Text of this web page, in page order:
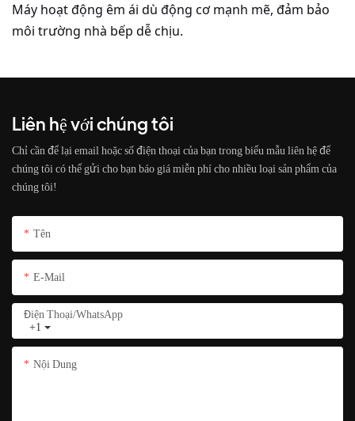
Máy hoạt động êm ái dù động cơ mạnh mẽ, đảm bảo
môi trường nhà bếp dễ chịu.
Liên hệ với chúng tôi
Chỉ cần để lại email hoặc số điện thoại của bạn trong biểu mẫu liên hệ để
chúng tôi có thể gửi cho bạn báo giá miễn phí cho nhiều loại sản phẩm của
chúng tôi!
Tên
E-Mail
+1
Điện Thoại/whatsApp
Nội Dung